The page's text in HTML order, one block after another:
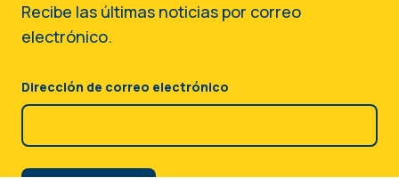
Recibe las últimas noticias por correo
electrónico.
Dirección de correo electrónico